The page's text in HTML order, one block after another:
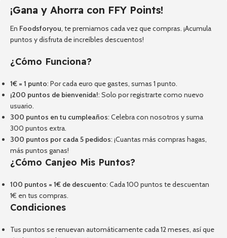
¡Gana y Ahorra con FFY Points!
En Foodsforyou, te premiamos cada vez que compras. ¡Acumula
puntos y disfruta de increíbles descuentos!
¿Cómo Funciona?
1€ = 1 punto: Por cada euro que gastes, sumas 1 punto.
¡200 puntos de bienvenida!: Solo por registrarte como nuevo
usuario.
300 puntos en tu cumpleaños: Celebra con nosotros y suma
300 puntos extra.
300 puntos por cada 5 pedidos: ¡Cuantas más compras hagas,
más puntos ganas!
¿Cómo Canjeo Mis Puntos?
100 puntos = 1€ de descuento: Cada 100 puntos te descuentan
1€ en tus compras.
Condiciones
Tus puntos se renuevan automáticamente cada 12 meses, así que